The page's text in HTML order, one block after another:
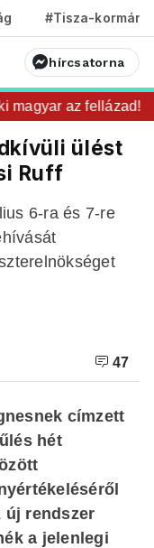
#Tisza-kormány
hírcsatorna
az fellázad!
ülést
Ruff
6-ra és 7-re
47
címzett
hét
új rendszer
a jelenlegi